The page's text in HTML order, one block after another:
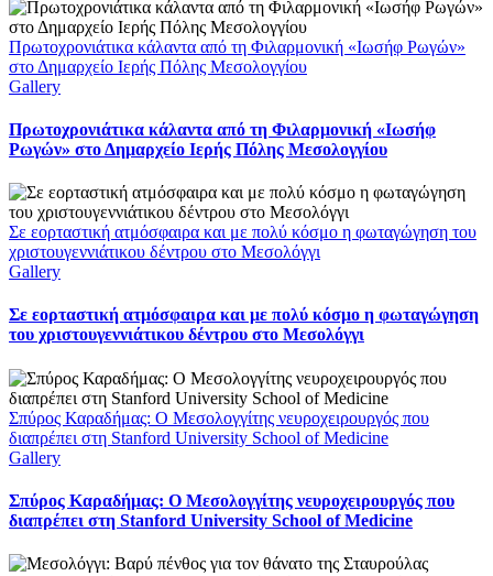
Πρωτοχρονιάτικα κάλαντα από τη Φιλαρμονική «Ιωσήφ Ρωγών»
στο Δημαρχείο Ιερής Πόλης Μεσολογγίου
Gallery
Πρωτοχρονιάτικα κάλαντα από τη Φιλαρμονική «Ιωσήφ
Ρωγών» στο Δημαρχείο Ιερής Πόλης Μεσολογγίου
Σε εορταστική ατμόσφαιρα και με πολύ κόσμο η φωταγώγηση του
χριστουγεννιάτικου δέντρου στο Μεσολόγγι
Gallery
Σε εορταστική ατμόσφαιρα και με πολύ κόσμο η φωταγώγηση
του χριστουγεννιάτικου δέντρου στο Μεσολόγγι
Σπύρος Καραδήμας: Ο Μεσολογγίτης νευροχειρουργός που
διαπρέπει στη Stanford University School of Medicine
Gallery
Σπύρος Καραδήμας: Ο Μεσολογγίτης νευροχειρουργός που
διαπρέπει στη Stanford University School of Medicine